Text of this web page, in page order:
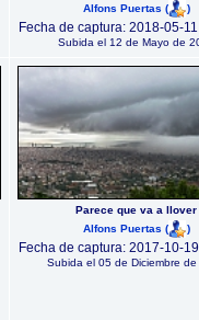
Alfons Puertas ( )
Fecha de captura: 2018-05-
Subida el 12 de Mayo de
Parece que va a llover
Alfons Puertas ( )
Fecha de captura: 2017-10-
Subida el 05 de Diciembre